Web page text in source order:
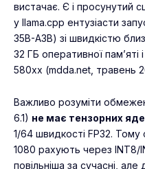
вистачає. Є і просунутий
у llama.cpp ентузіасти
35B-A3B) зі швидкістю
32 ГБ оперативної пам’яті
580xx (mdda.net, травень
Важливо розуміти
6.1) не має тензорних
1/64 швидкості FP32. Тому
1080 рахують через INT8/
повільніша за сучасні,